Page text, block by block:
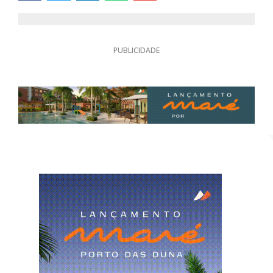
PUBLICIDADE